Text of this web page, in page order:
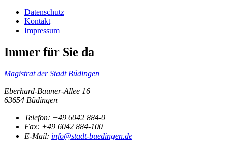
Datenschutz
Kontakt
Impressum
Immer für Sie da
Magistrat der Stadt Büdingen
Eberhard-Bauner-Allee 16
63654 Büdingen
Telefon: +49 6042 884-0
Fax: +49 6042 884-100
E-Mail: info@stadt-buedingen.de